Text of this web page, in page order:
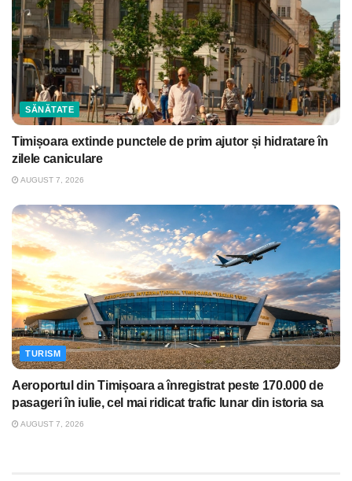
SĂNĂTATE
Timișoara extinde punctele de prim ajutor și hidratare în
zilele caniculare
AUGUST 7, 2026
TURISM
Aeroportul din Timișoara a înregistrat peste 170.000 de
pasageri în iulie, cel mai ridicat trafic lunar din istoria sa
AUGUST 7, 2026